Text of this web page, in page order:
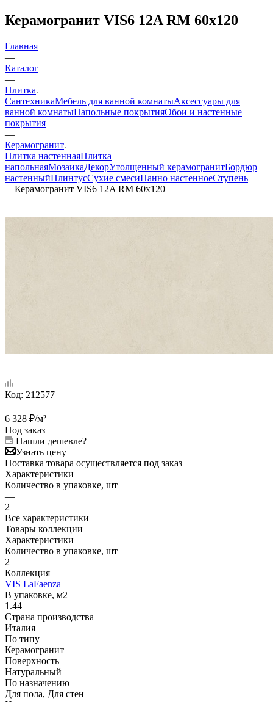
Керамогранит VIS6 12A RM 60x120
Главная
—
Каталог
—
Плитка
СантехникаМебель для ванной комнатыАксессуары для
ванной комнатыНапольные покрытияОбои и настенные
покрытия
—
Керамогранит
Плитка настеннаяПлитка
напольнаяМозаикаДекорУтолщенный керамогранитБордюр
настенныйПлинтусСухие смесиПанно настенноеСтупень
—Керамогранит VIS6 12A RM 60x120
Код: 212577
6 328 ₽/м²
Под заказ
Нашли дешевле?
Узнать цену
Поставка товара осуществляется под заказ
Характеристики
Количество в упаковке, шт
—
2
Все характеристики
Товары коллекции
Характеристики
Количество в упаковке, шт
2
Коллекция
VIS LaFaenza
В упаковке, м2
1.44
Страна производства
Италия
По типу
Керамогранит
Поверхность
Натуральный
По назначению
Для пола, Для стен